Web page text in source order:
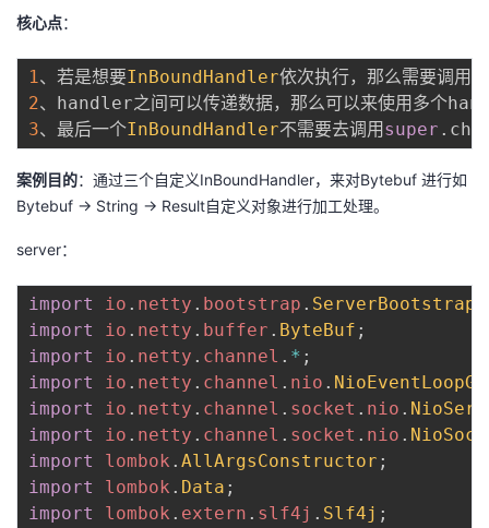
核心点：
1 、若是想要InBoundHandler依次执行，那么需要调用
2
3、最后一个InBoundHandler不需要去调用 super .
案例目的：通过三个自定义InBoundHandler，来对Bytebuf 进行如
Bytebuf -> String -> Result自定义对象进行加工处理。
server：
import io . netty . bootstrap . ServerBootstrap
import
io . netty . buffer . ByteBuf ;
import
io . netty . channel . * ;
import
io . netty . channel . nio .
import
io . netty . channel . socket . nio .
import
io . netty . channel . socket . nio .
import
lombok . AllArgsConstructor ;
import
lombok . Data ;
import
lombok . extern . slf4j . Slf4j ;